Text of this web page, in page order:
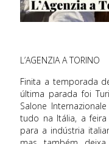
L’AGENZIA A TORINO
Finita a temporada
última parada foi
Salone
tudo na Itália, a
para a indústria